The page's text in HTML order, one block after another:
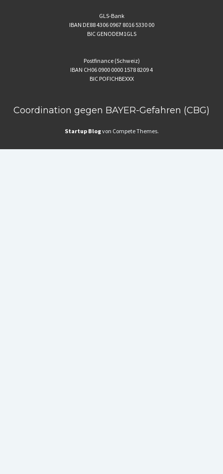
GLS-Bank
IBAN DE88 4306 0967 8016 5330 00
BIC GENODEM1GLS
Postfinance (Schweiz)
IBAN CH06 0900 0000 1578 8209 4
BIC POFICHBEXXX
Coordination gegen BAYER-Gefahren (CBG)
Startup Blogvon Compete Themes.